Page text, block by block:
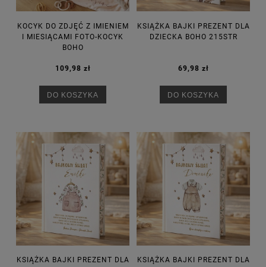
KOCYK DO ZDJĘĆ Z IMIENIEM
I MIESIĄCAMI FOTO-KOCYK
BOHO
109,98 zł
DO KOSZYKA
KSIĄŻKA BAJKI PREZENT DLA
DZIECKA BOHO 215STR
69,98 zł
DO KOSZYKA
KSIĄŻKA BAJKI PREZENT DLA
KSIĄŻKA BAJKI PREZENT DLA